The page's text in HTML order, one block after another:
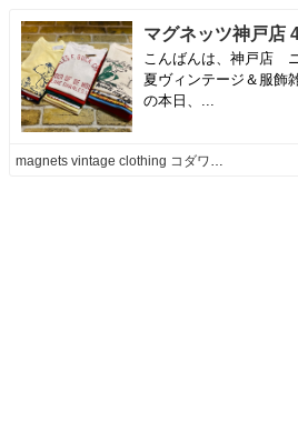
こんばんは、神戸店
夏ヴィンテージ＆服飾
の本日、...
magnets vintage clothing コダワリがある大人の為に。